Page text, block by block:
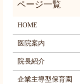
HOME
医院案内
院長紹介
企業主導型保育園